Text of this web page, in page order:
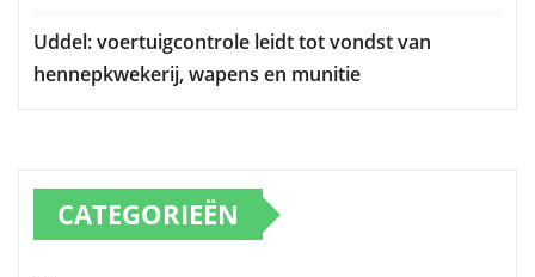
Uddel: voertuigcontrole leidt tot vondst van
hennepkwekerij, wapens en munitie
CATEGORIEËN